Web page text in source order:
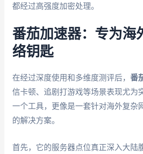
都经过高强度加密处理。
番茄加速器：专为海
络钥匙
在经过深度使用和多维度测评后， 番
信卡顿、追剧打游戏等场景表现尤为
一个工具，更像是一套针对海外复杂
的解决方案。
首先，它的服务器点位真正深入大陆